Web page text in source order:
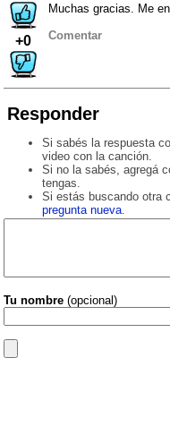
+0
Muchas gracias. Me
Comentar
Responder
Si sabés la respuesta
video con la canción.
Si no la sabés, agregá
tengas.
Si estás buscando otra
pregunta nueva.
Tu nombre (opcional)